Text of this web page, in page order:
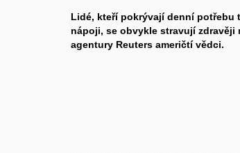
Lidé, kteří pokrývají denní
nápoji, se obvykle stravují
agentury Reuters američtí vědci.